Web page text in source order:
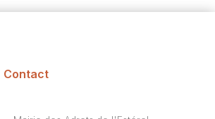
Contact